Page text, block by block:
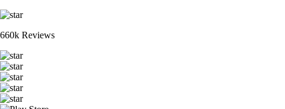
660k Reviews